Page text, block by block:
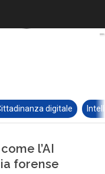
digitale
l’AI
forense